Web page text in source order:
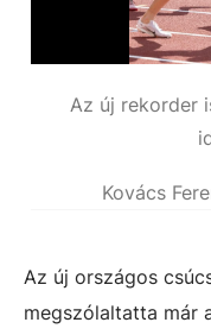
Az új rekorder
Kovács
Az új országos
megszólaltatta már